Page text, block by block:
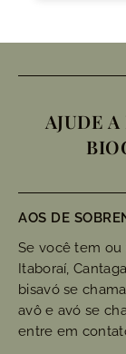
AJUDE
AOS DE
Se você tem ou
Itaboraí,
bisavó se
avô e avó se
entre em